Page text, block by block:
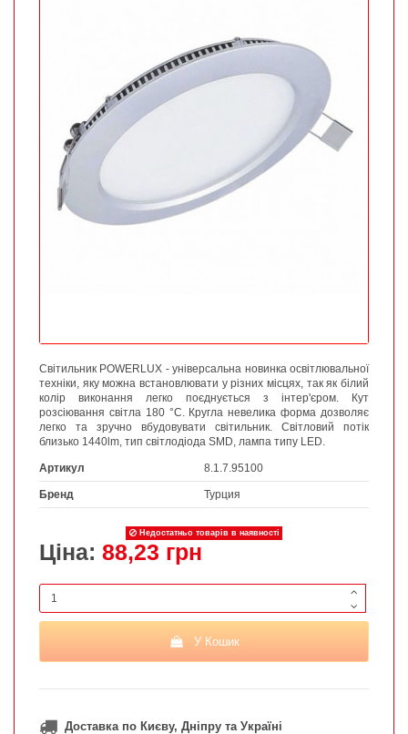
Світильник POWERLUX - універсальна новинка освітлювальної
техніки, яку можна встановлювати у різних місцях, так як білий
колір виконання легко поєднується з інтер'єром. Кут
розсіювання світла 180 °С. Кругла невелика форма дозволяє
легко та зручно вбудовувати світильник. Світловий потік
близько 1440lm, тип світлодіода SMD, лампа типу LED.
Артикул 8.1.7.95100
Бренд Турция
Недостатньо товарів в наявності
Ціна: 88,23 грн
У Кошик
Доставка по Києву, Дніпру та Україні